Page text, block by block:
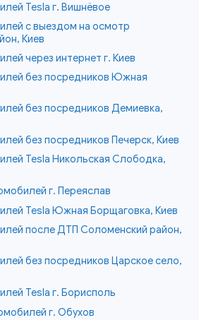
Tesla г. Вишнёвое
с выездом на осмотр
Киев
через интернет г. Киев
без посредников Южная
без посредников Демиевка,
без посредников Печерск, Киев
Tesla Никольская Слободка,
г. Переяслав
Tesla Южная Борщаговка, Киев
после ДТП Соломенский район,
без посредников Царское село,
Tesla г. Борисполь
г. Обухов